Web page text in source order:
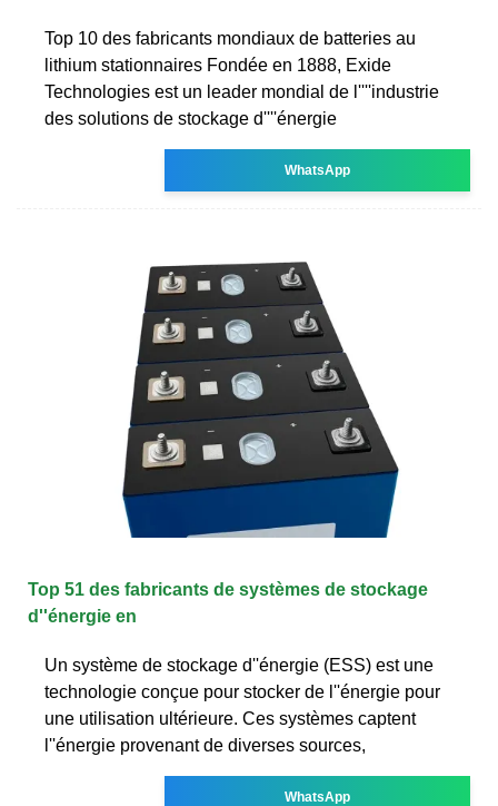
Top 10 des fabricants mondiaux de batteries au
lithium stationnaires Fondée en 1888, Exide
Technologies est un leader mondial de l''''industrie
des solutions de stockage d''''énergie
WhatsApp
Top 51 des fabricants de systèmes de stockage
d''énergie en
Un système de stockage d''énergie (ESS) est une
technologie conçue pour stocker de l''énergie pour
une utilisation ultérieure. Ces systèmes captent
l''énergie provenant de diverses sources,
WhatsApp